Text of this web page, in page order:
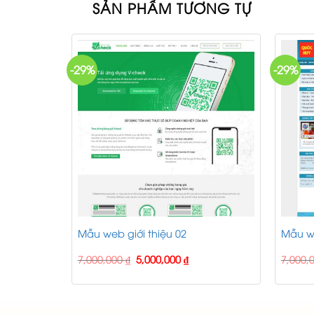
SẢN PHẨM TƯƠNG TỰ
-29%
Mẫu web giới thiệu 02
7,000,000₫ Original
price
7,000,000 ₫.
5,000,000₫Current
price
5,000,000 ₫.
-29%
Mẫu